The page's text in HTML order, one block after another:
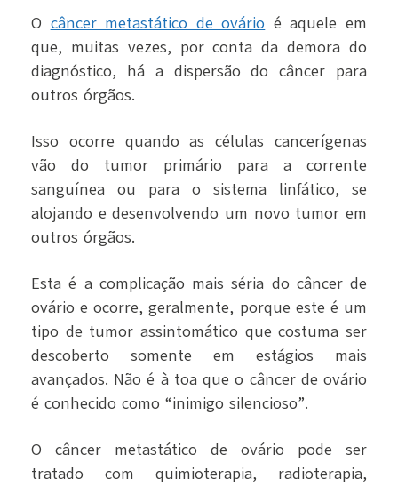
O câncer metastático de ovário é aquele em
que, muitas vezes, por conta da demora do
diagnóstico, há a dispersão do câncer para
outros órgãos.
Isso ocorre quando as células cancerígenas
vão do tumor primário para a corrente
sanguínea ou para o sistema linfático, se
alojando e desenvolvendo um novo tumor em
outros órgãos.
Esta é a complicação mais séria do câncer de
ovário e ocorre, geralmente, porque este é um
tipo de tumor assintomático que costuma ser
descoberto somente em estágios mais
avançados. Não é à toa que o câncer de ovário
é conhecido como “inimigo silencioso”.
O câncer metastático de ovário pode ser
tratado com quimioterapia, radioterapia,